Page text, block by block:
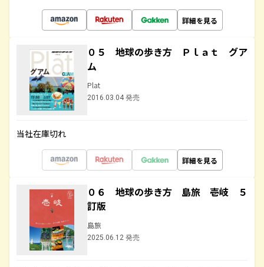
詳細を見る
０５ 地球の歩き方 Ｐｌａｔ グア
ム
Plat
2016.03.04 発売
当社在庫切れ
詳細を見る
０６ 地球の歩き方 島旅 壱岐 ５
訂版
島旅
2025.06.12 発売